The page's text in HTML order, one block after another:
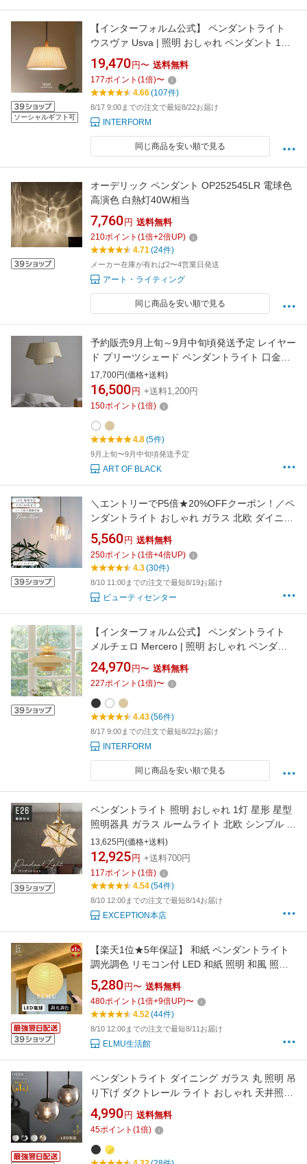
ソーシャルギフト可
【インターフォルム公式】 ペンダントライト
ウスヴァ Usva | 照明 おしゃれ ペンダント 1灯
照明器具 LED ルームライト 北欧 シンプル ナチ
ュラル 韓国インテリア リビング ダイニング 寝
室 かわいい インテリア ライト プリーツ 食卓
19,470 円〜 送料無料
177ポイント (1倍)〜
4.66(107件)
8/17 9:00までの注文で最短8/22お届け
INTERFORM
同じ商品を安い順で見る
オーデリック ペンダント OP252545LR 電球色
高演色 白熱灯40W相当
7,760 円 送料無料
210ポイント (1倍+2倍UP)
4.71(24件)
メーカー在庫が有れば2〜4営業日発送
アート・ライティング
同じ商品を安い順で見る
予約販売9月上旬～9月中旬頃発送予定 レイヤー
ド プリーツシェード ペンダントライト 口金
E26【ART OF BLACK】
17,700円(価格+送料)
16,500 円 +送料1,200円
150ポイント (1倍)
4.8(5件)
9月上旬〜9月中旬頃発送予定
ART OF BLACK
＼エントリーでP5倍★20%OFFクーポン！／ペ
ンダントライト おしゃれ ガラス 北欧 ダイニン
グ レール ダイニング キッチン 寝室 食卓用 ト
イレ 居間用 ヴィンテージ照明 天井照明 ダクト
レール用 和風 引掛シーリング用照明 ダイニン
グ照明 ダクトレール ライト 1灯
5,560 円 送料無料
250ポイント (1倍+4倍UP)
4.3(30件)
8/10 11:00までの注文で最短8/19お届け
ビューティセンター
【インターフォルム公式】 ペンダントライト
メルチェロ Mercero | 照明 おしゃれ ペンダン
ト 1灯 照明器具 LED ルームライト 北欧 シンプ
ル ナチュラル レトロ モダン リビング ダイニン
グ 寝室 一人暮らし かわいい インテリア ライト
北欧デザイン 人気 カフェ 木
24,970 円〜 送料無料
227ポイント (1倍)〜
4.43(56件)
8/17 9:00までの注文で最短8/22お届け
INTERFORM
同じ商品を安い順で見る
ペンダントライト 照明 おしゃれ 1灯 星形 星型
照明器具 ガラス ルームライト 北欧 シンプル レ
トロ インテリア リビング ダイニング キッチン
星柄 玄関 食卓用 b-00024-star
13,625円(価格+送料)
12,925 円 +送料700円
117ポイント (1倍)
4.54(54件)
8/10 12:00までの注文で最短8/14お届け
EXCEPTION本店
【楽天1位★5年保証】 和紙 ペンダントライト
調光調色 リモコン付 LED 和紙 照明 和風 照明
手作り 提灯 丸 民泊 E26 LED電球付 ダイニング
おしゃれ照明 吊り下げ ダクトレール用 キッチ
ン 天井照明 玄関照明 書斎 和室 食卓用 居間用
電気 和モダン紙
5,280 円〜 送料無料
480ポイント (1倍+9倍UP)〜
4.52(44件)
8/10 12:00までの注文で最短8/11お届け
ELMU生活館
ペンダントライト ダイニング ガラス 丸 照明 吊
り下げ ダクトレール ライト おしゃれ 天井照明
間接照明 リビング照明 キッチン トイレ 1灯
LED LED対応 モダン レトロ 北欧 黒 金 白 ブラ
ック ゴールド ホワイト 工事不要 ORBA(オル
バ)
4,990 円 送料無料
45ポイント (1倍)